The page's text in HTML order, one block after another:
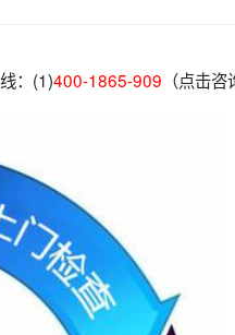
：(1)400-1865-909 （点击咨